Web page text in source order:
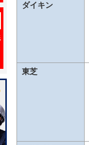
ダイキン
東芝